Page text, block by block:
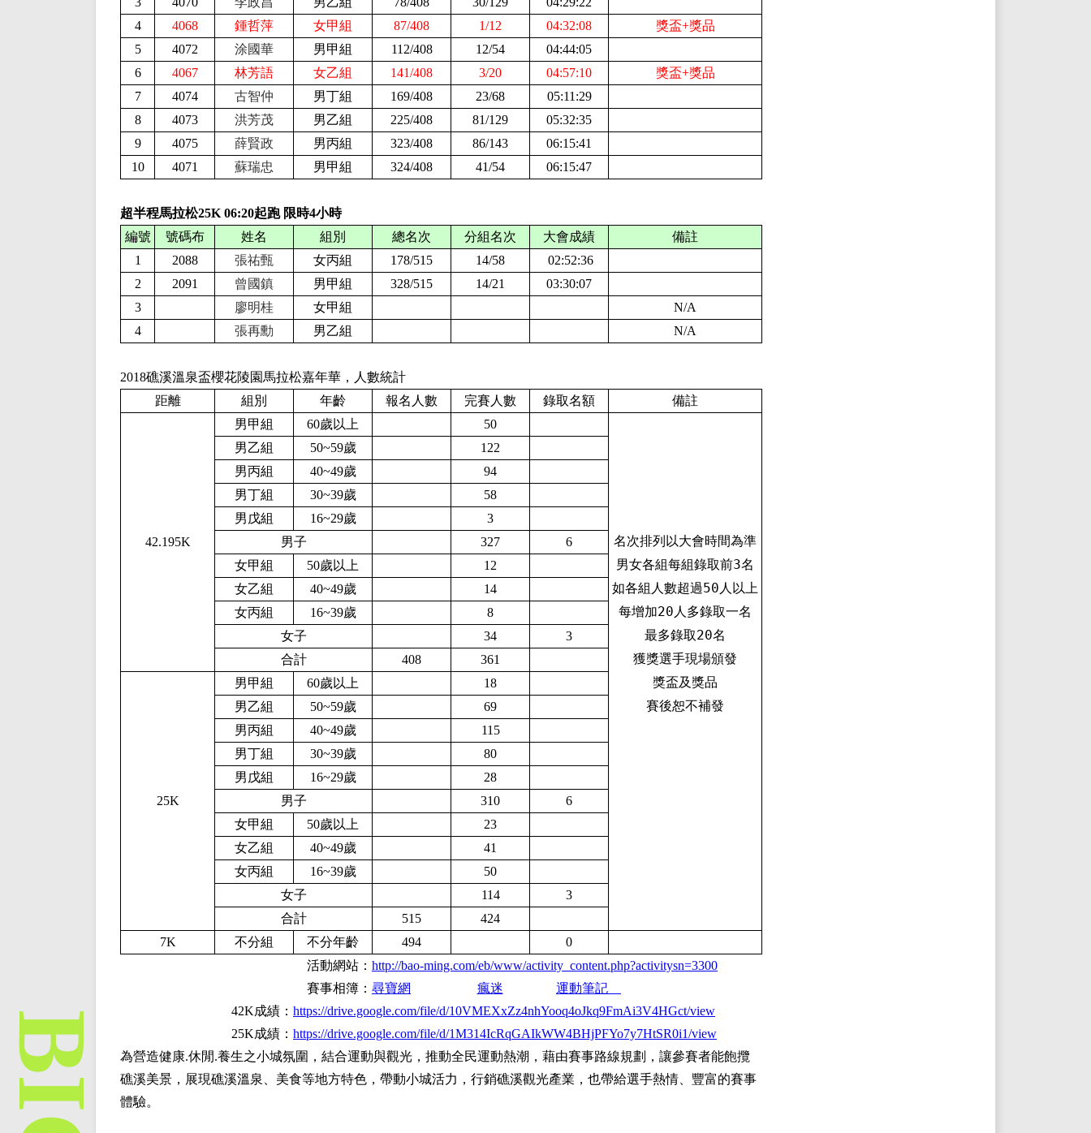
4
4068 鍾哲萍 女甲組 87/408 1/12 04:32:08
獎盃+獎品
5
4072 涂國華 男甲組 112/408 12/54
04:44:05
6
4067 林芳語 女乙組 141/408 3/20 04:57:10
獎盃+獎品
7
4074 古智仲 男丁組 169/408 23/68
05:11:29
8
4073 洪芳茂 男乙組 225/408 81/129
05:32:35
9
4075 薛賢政 男丙組 323/408 86/143
06:15:41
10
4071 蘇瑞忠 男甲組 324/408 41/54 06:15:47
超半程馬拉松25K 06:20起跑 限時4小時
編號
號碼布 姓名 組別 總名次 分組名次 大會成績
備註
1
2088 張祐甄 女丙組 178/51 5 14/58
02:52:36
2
2091 曾國鎮 男甲組 328/51 5 14/21
03:30:07
3
廖明桂 女甲組 N/A
4
張再勳 男乙組 N/A
2018礁溪溫泉盃櫻花陵園馬拉松嘉年華，人數統計
距離
組別 年齡 報名人數 完賽人數 錄取名額 備註
42.195K
男甲組 60歲以上
50
男乙組
50~59歲
122
男丙組
40~49歲
94
男丁組
30~39歲
58
男戊組
16~29歲
3
男子
327 6 名次排列以大會時間為準
女甲組 50歲以上 12 男女各組每組錄取前3名
女乙組 40~49歲 14 如各組人數超過50人以上
女丙組 16~39歲 8 每增加20人多錄取一名
女子 34 3 最多錄取20名
合計 408 361 獲獎選手現場頒發
25K
男甲組 60歲以上 18 獎盃及獎品
男乙組 50~59歲 69 賽後恕不補發
男丙組 40~49歲
115
男丁組
30~39歲
80
男戊組
16~29歲
28
男子
310
6
女甲組
50歲以上
23
女乙組
40~49歲
41
女丙組
16~39歲
50
女子
114
3
合計
515
424
7K
不分組 不分年齡 494
0
活動網站： http://bao-ming.com/eb/www/activity_content.php?activitysn=3300
賽事相簿： 尋寶網 瘋迷
運動筆記
42K成績 ： https://drive.google.com/file/d/10VMEXxZz4nhYooq4oJkq9FmAi3V4HGct/view
25K成績 ： https://drive.google.com/file/d/1M314IcRqGAIkWW4BHjPFYo7y7HtSR0i1/view
為營造健康.休閒.養生之小城氛圍，結合運動與觀光，推動全民運動熱潮，藉由賽事路線規劃，讓參賽者能飽攬
礁溪美景，展現礁溪溫泉、美食等地方特色，帶動小城活力，行銷礁溪觀光產業，也帶給選手熱情、豐富的賽事
體驗。